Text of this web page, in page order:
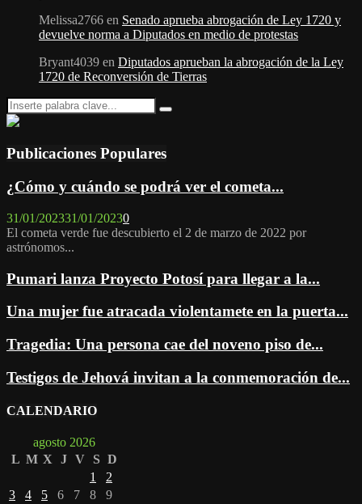
Melissa2766 en Senado aprueba abrogación de Ley 1720 y
devuelve norma a Diputados en medio de protestas
Bryant4039 en Diputados aprueban la abrogación de la Ley
1720 de Reconversión de Tierras
Search
for:
Search
Publicaciones Populares
¿Cómo y cuándo se podrá ver el cometa...
31/01/202331/01/20230
El cometa verde fue descubierto el 2 de marzo de 2022 por
astrónomos...
Pumari lanza Proyecto Potosí para llegar a la...
Una mujer fue atracada violentamete en la puerta...
Tragedia: Una persona cae del noveno piso de...
Testigos de Jehová invitan a la conmemoración de...
CALENDARIO
agosto 2026
L M X J V S D
1
2
3
4 5 6 7 8
9